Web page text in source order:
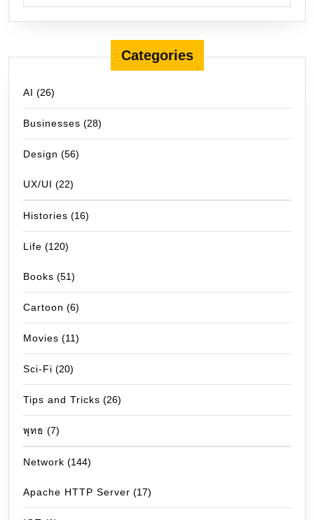
Categories
AI (26)
Businesses (28)
Design (56)
UX/UI (22)
Histories (16)
Life (120)
Books (51)
Cartoon (6)
Movies (11)
Sci-Fi (20)
Tips and Tricks (26)
พุทธ (7)
Network (144)
Apache HTTP Server (17)